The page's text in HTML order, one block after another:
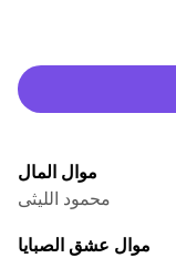
موال المال
محمود الليثى
موال عشق الصبايا